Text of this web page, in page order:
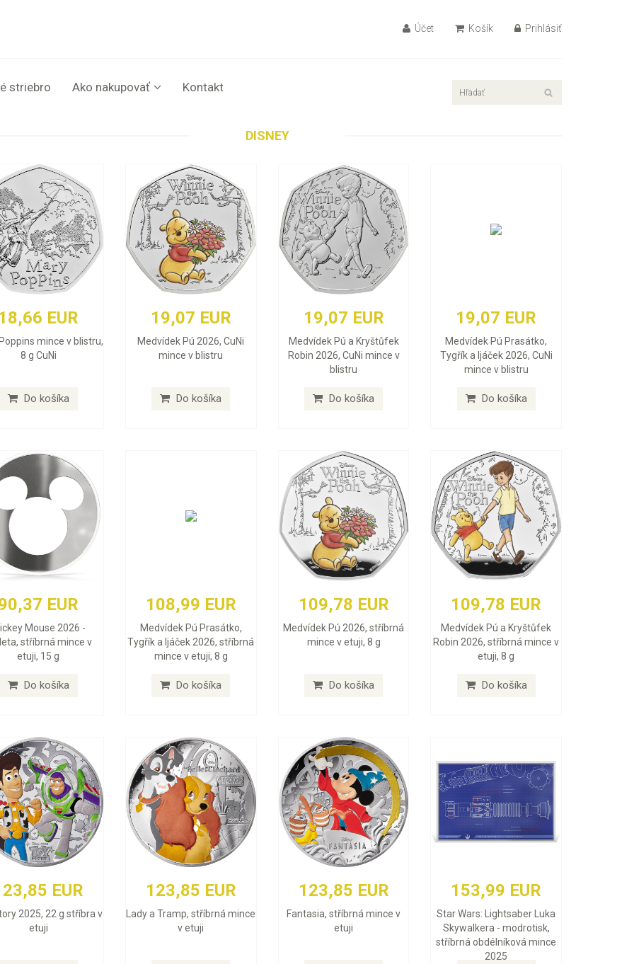
Účet Košík Prihlásiť
striebro Ako nakupovať Kontakt
DISNEY
18,66 EUR
mince v blistru,
8 g CuNi
Do košíka
19,07 EUR
Medvídek Pú 2026, CuNi
mince v blistru
Do košíka
19,07 EUR
Medvídek Pú a Kryštůfek
Robin 2026, CuNi mince v
blistru
Do košíka
19,07 EUR
Medvídek Pú Prasátko,
Tygřík a Ijáček 2026, CuNi
mince v blistru
Do košíka
EUR
Mouse 2026 -
stříbrná mince v
etuji, 15 g
Do košíka
108,99 EUR
Medvídek Pú Prasátko,
Tygřík a Ijáček 2026, stříbrná
mince v etuji, 8 g
Do košíka
109,78 EUR
Medvídek Pú 2026, stříbrná
mince v etuji, 8 g
Do košíka
109,78 EUR
Medvídek Pú a Kryštůfek
Robin 2026, stříbrná mince v
etuji, 8 g
Do košíka
EUR
2025, 22 g stříbra v
etuji
123,85 EUR
Lady a Tramp, stříbrná mince
v etuji
123,85 EUR
Fantasia, stříbrná mince v
etuji
153,99 EUR
Star Wars: Lightsaber Luka
Skywalkera - modrotisk,
stříbrná obdélníková mince
2025